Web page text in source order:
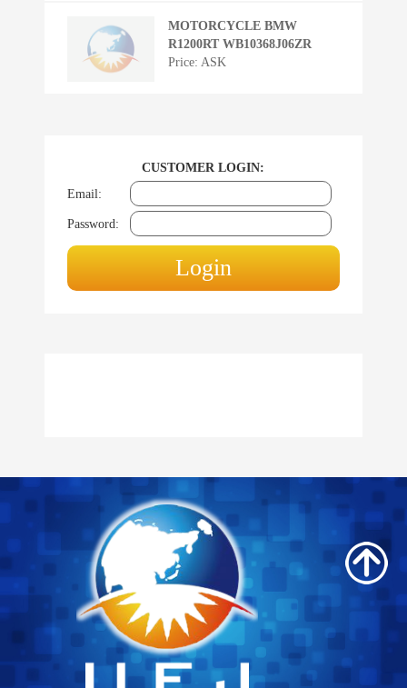
MOTORCYCLE BMW
R1200RT WB10368J06ZR
Price: ASK
CUSTOMER LOGIN:
Email:
Password: